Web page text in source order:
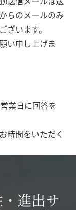
らのメールのみ
います。
い申し上げま
業日に回答を
時間をいただく
進出サ